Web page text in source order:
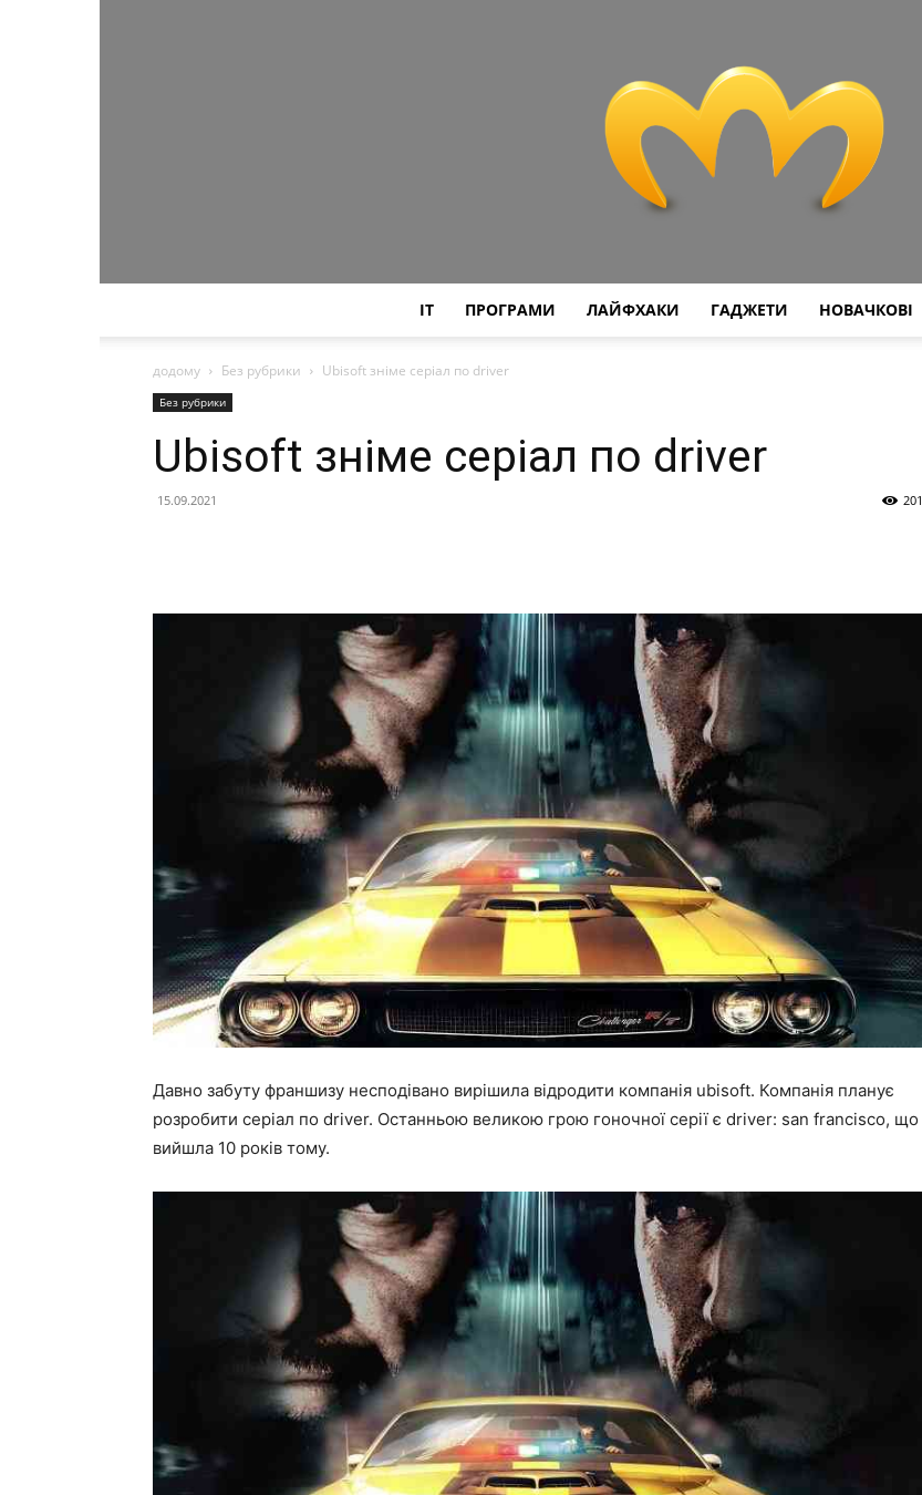
IT ПРОГРАМИ ЛАЙФХАКИ ГАДЖЕТИ НОВАЧКОВІ
додому Без рубрики Ubisoft зніме серіал по driver
Без рубрики
Ubisoft зніме серіал по driver
15.09.2021 201
Давно забуту франшизу несподівано вирішила відродити компанія ubisoft. Компанія планує
розробити серіал по driver. Останньою великою грою гоночної серії є driver: san francisco, що
вийшла 10 років тому.